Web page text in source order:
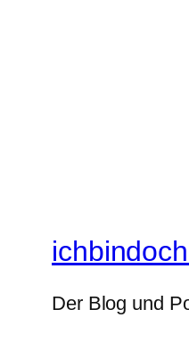
Der Blog und